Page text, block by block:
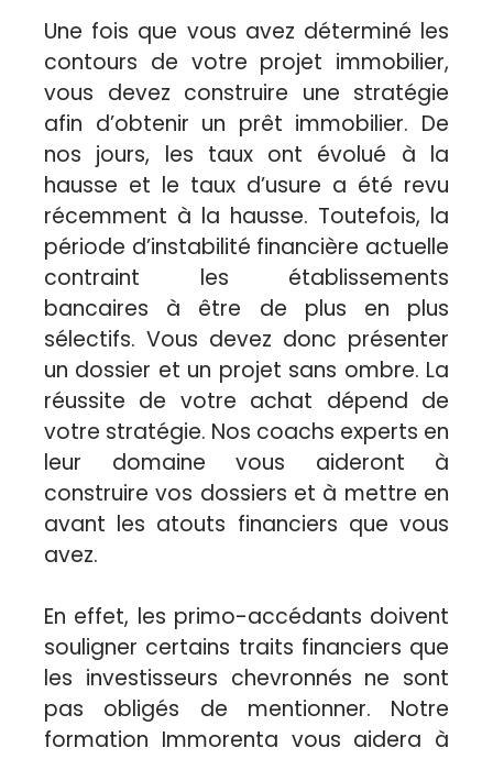
Une fois que vous avez déterminé les
contours de votre projet immobilier,
vous devez construire une stratégie
afin d’obtenir un prêt immobilier. De
nos jours, les taux ont évolué à la
hausse et le taux d’usure a été revu
récemment à la hausse. Toutefois, la
période d’instabilité financière actuelle
contraint les établissements
bancaires à être de plus en plus
sélectifs. Vous devez donc présenter
un dossier et un projet sans ombre. La
réussite de votre achat dépend de
votre stratégie. Nos coachs experts en
leur domaine vous aideront à
construire vos dossiers et à mettre en
avant les atouts financiers que vous
avez.
En effet, les primo-accédants doivent
souligner certains traits financiers que
les investisseurs chevronnés ne sont
pas obligés de mentionner. Notre
formation Immorenta vous aidera à